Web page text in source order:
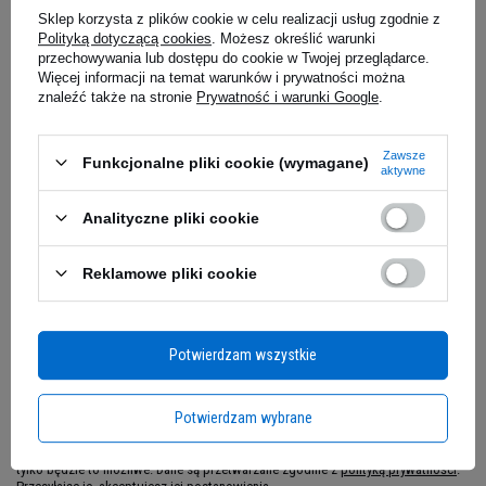
Napój energetyczny Monster
Często czujesz się zmęczony, trudne są dla
Ciebie przede wszystkim poniedziałki, kiedy
momentach kawa już nie pomaga, potrzebujesz o
wiele mocniejszy zastrzyk kofeiny.Sięgnij wtedy
po Monster – to najskuteczniejszy energetyk na
rynku, który pomoże Ci pokonać senność i
zmęczenie.
5,95 zł
Kup teraz -wysyłka w poniedziałek
Zapytaj o produkt
E-mail
Pytanie
Jeżeli powyższy opis jest dla Ciebie niewystarczający, prześlij nam swoje
tylko będzie to możliwe.Dane są przetwarzane zgodnie zpolityką prywatności.
Sklep korzysta z plików cookie w celu realizacji usług zgodnie z
Polityką dotyczącą cookies . Możesz określić warunki
przechowywania lub dostępu do cookie w Twojej przeglądarce.
Więcej informacji na temat warunków i prywatności można
znaleźć także na stronie Prywatność i warunki Google
Funkcjonalne pliki cookie (wymagane)
Zawsze
aktywne
Analityczne pliki cookie
Reklamowe pliki cookie
Potwierdzam wybrane
Potwierdzam wszystkie